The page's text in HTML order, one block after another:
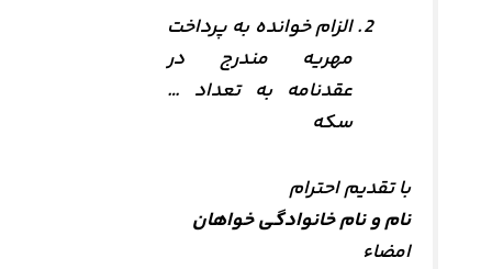
الزام خوانده به پرداخت
مهریه مندرج در
عقدنامه به تعداد …
سکه
با تقدیم احترام
نام و نام خانوادگی خواهان
امضاء